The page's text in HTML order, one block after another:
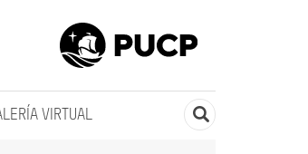
VIRTUAL